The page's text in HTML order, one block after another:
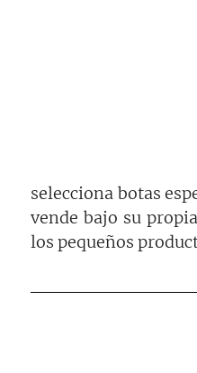
selecciona botas
vende bajo su
los pequeños